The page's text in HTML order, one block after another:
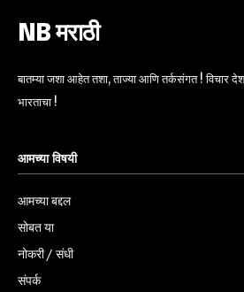
NB मराठी
बातम्या जशा आहेत तशा, ताज्या आणि तर्कसंगत ! विचार
भारताचा !
आमच्या विषयी
आमच्या बद्दल
सोबत या
नोकरी / संधी
संपर्क